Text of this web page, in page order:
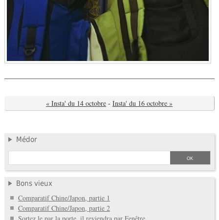
« Insta' du 14 octobre - Insta' du 16 octobre »
Médor
Bons vieux
Comparatif Chine/Japon, partie 1
Comparatif Chine/Japon, partie 2